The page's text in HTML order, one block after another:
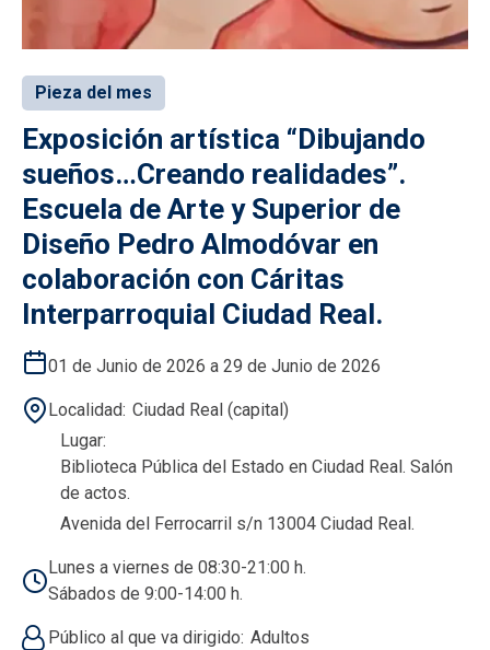
Pieza del mes
Exposición artística “Dibujando
sueños…Creando realidades”.
Escuela de Arte y Superior de
Diseño Pedro Almodóvar en
colaboración con Cáritas
Interparroquial Ciudad Real.
01 de Junio de 2026 a 29 de Junio de 2026
Localidad Ciudad Real (capital)
Lugar
Biblioteca Pública del Estado en Ciudad Real. Salón
de actos.
Avenida del Ferrocarril s/n 13004 Ciudad Real.
Lunes a viernes de 08:30-21:00 h.
Sábados de 9:00-14:00 h.
Público al que va dirigido Adultos